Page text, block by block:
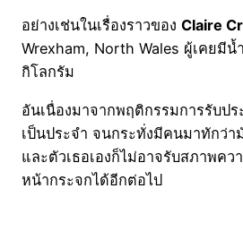
อย่างเช่นในเรื่องราวของ Claire
Wrexham, North Wales ผู้เคยมี
กิโลกรัม
อันเนื่องมาจากพฤติกรรมการรับป
เป็นประจำ จนกระทั่งมีคนมาทักว่า
และตัวเธอเองก็ไม่อาจรับสภาพคว
หน้ากระจกได้อีกต่อไป